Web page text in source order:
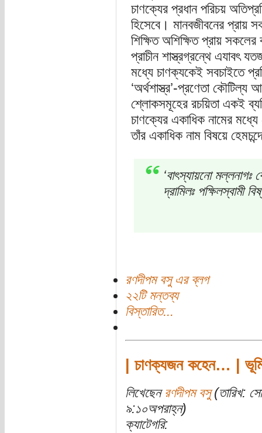
চাণক্যের প্রধান পরিচয়
হিসেবে। মানবজীবনের প্রায়
শিক্ষিত অশিক্ষিত প্রায় সকলের
প্রাচীন শাস্ত্রগ্রন্থে এযাবৎ
মধ্যে চাণক্যকেই সবচাইতে
‘অর্থশাস্ত্র’-প্রণেতা কৌটিল্য
শ্লোকসমূহের রচয়িতা একই
চাণক্যের একাধিক নামের
তাঁর একাধিক নাম বিষয়ে
‘বাৎস্যায়নো মল্লনাগঃ
দ্রামিলঃ পক্ষিলস্বামী
রণদীপম বসু এর ব্লগ
২২টি মন্তব্য
বিস্তারিত...
| চাণক্যজন কহেন… |
লিখেছেন রণদীপম বসু(তারিখ:
৯:১০অপরাহ্ন)
ক্যাটেগরি: